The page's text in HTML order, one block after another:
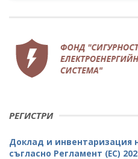
РЕГИСТРИ
Доклад и инвентаризация
съгласно Регламент (ЕС)